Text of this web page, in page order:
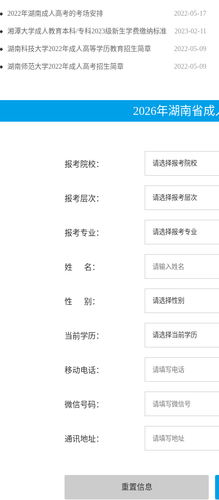
2022-05-17
2022年湖南成人高考的考场安排
2023-02-11
湘潭大学成人教育本科/专科2023级新生学费缴纳标准
2022-05-09
湖南科技大学2022年成人高等学历教育招生简章
2022-05-09
湖南师范大学2022年成人高考招生简章
2026年湖南省
报考院校：
报考层次：
报考专业：
姓 名：
性 别：
当前学历：
移动电话：
微信号码：
通讯地址：